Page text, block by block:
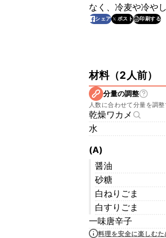
なく、冷麦や冷や
シェア ポスト 印刷する
材料（2人前）
分量の調整
人数に合わせて分量を調
乾燥ワカメ
水
(A)
醤油
砂糖
白ねりごま
白すりごま
一味唐辛子
料理を安全に楽しむ